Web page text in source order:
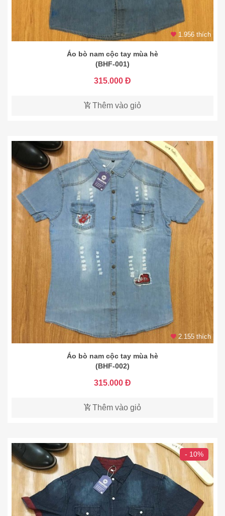
1.956 thích
Áo bò nam cộc tay mùa hè
(BHF-001)
315.000 Đ
Thêm vào giỏ
2.155 thích
Áo bò nam cộc tay mùa hè
(BHF-002)
315.000 Đ
Thêm vào giỏ
- 10%